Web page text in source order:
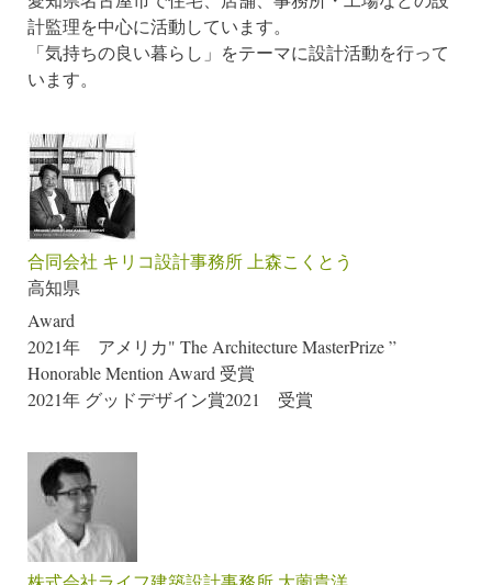
計監理を中心に活動しています。
「気持ちの良い暮らし」をテーマに設計活動を行って
います。
合同会社 キリコ設計事務所 上森こくとう
高知県
Award
2021年 アメリカ" The Architecture MasterPrize ”
Honorable Mention Award 受賞
2021年 グッドデザイン賞2021 受賞